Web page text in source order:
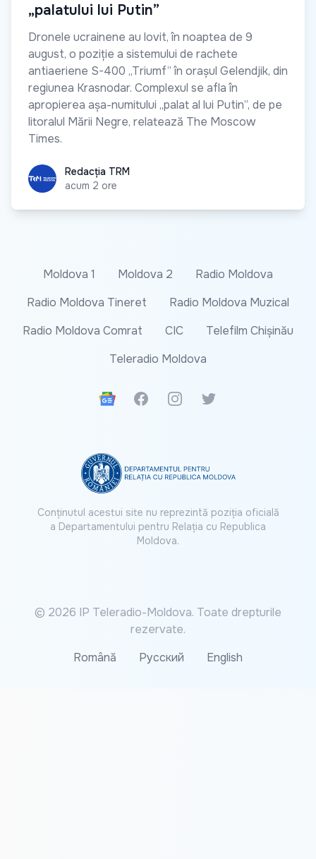
„palatului lui Putin”
Dronele ucrainene au lovit, în noaptea de 9
august, o poziție a sistemului de rachete
antiaeriene S-400 „Triumf” în orașul Gelendjik, din
regiunea Krasnodar. Complexul se afla în
apropierea așa-numitului „palat al lui Putin”, de pe
litoralul Mării Negre, relatează The Moscow
Times.
Redacția TRM
Redacția TRM
acum 2 ore
Moldova 1 Moldova 2
Radio Moldova
Radio Moldova Tineret
Radio Moldova Muzical
Radio Moldova Comrat
CIC
Telefilm Chișinău
Teleradio Moldova
Google News
FacebookInstagramTwitter
Conținutul acestui site nu reprezintă poziția oficială
a Departamentului pentru Relația cu Republica
Moldova.
© 2026 IP Teleradio-Moldova. Toate drepturile
rezervate.
Română
Русский English